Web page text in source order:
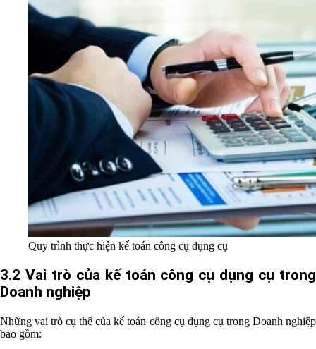
Quy trình thực hiện kế toán công cụ dụng cụ
3.2 Vai trò của kế toán công cụ dụng cụ trong
Doanh nghiệp
Những vai trò cụ thể của kế toán công cụ dụng cụ trong Doanh nghiệp
bao gồm: